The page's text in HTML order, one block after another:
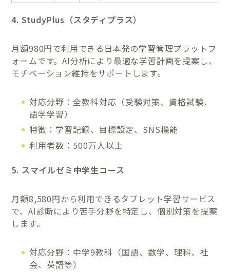
4. StudyPlus（スタディプラス）
月額980円で利用できる日本発の学習管理プラットフ
ォームです。AI分析により最適な学習計画を提案し、
モチベーション維持をサポートします。
対応分野：全教科対応（受験対策、資格試験、
語学学習）
特徴：学習記録、目標設定、SNS機能
利用者数：500万人以上
5. スマイルゼミ中学生コース
月額8,580円から利用できるタブレット学習サービス
で、AI診断により苦手分野を特定し、個別対策を提案
します。
対応分野：中学9教科（国語、数学、理科、社
会、英語等）